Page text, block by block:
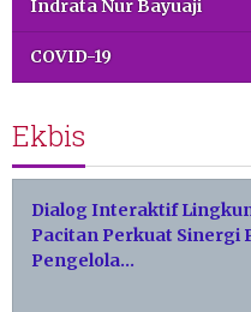
Indrata Nur Bayuaji
COVID-19
Ekbis
Dialog Interaktif
Pacitan Perkuat Sinergi
Pengelola…